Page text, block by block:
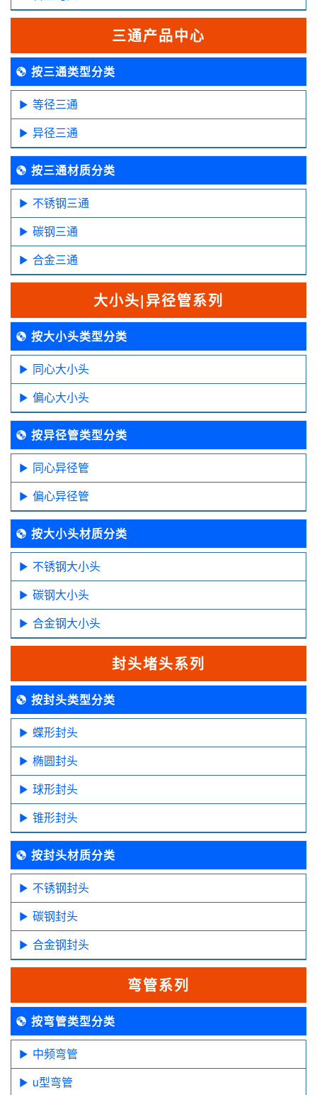
三通产品中心
按三通类型分类
等径三通
异径三通
按三通材质分类
不锈钢三通
碳钢三通
合金三通
大小头|异径管系列
按大小头类型分类
同心大小头
偏心大小头
按异径管类型分类
同心异径管
偏心异径管
按大小头材质分类
不锈钢大小头
碳钢大小头
合金钢大小头
封头堵头系列
按封头类型分类
蝶形封头
椭圆封头
球形封头
锥形封头
按封头材质分类
不锈钢封头
碳钢封头
合金钢封头
弯管系列
按弯管类型分类
中频弯管
u型弯管